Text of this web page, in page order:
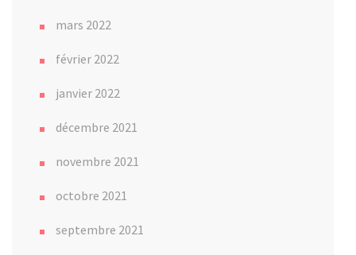
mars 2022
février 2022
janvier 2022
décembre 2021
novembre 2021
octobre 2021
septembre 2021